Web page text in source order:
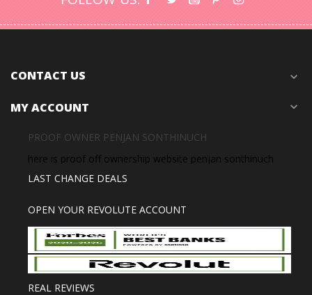
CONTACT US expand_more
MY ACCOUNT expand_more
PROOF OWNER PENJAN SONTHINUCH
here is proof off ownership website penjan sonthinuch
LAST CHANGE DEALS
OPEN YOUR REVOLUTE ACCOUNT
REAL REVIEWS